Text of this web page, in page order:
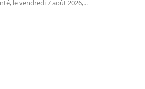
le vendredi 7 août 2026,...